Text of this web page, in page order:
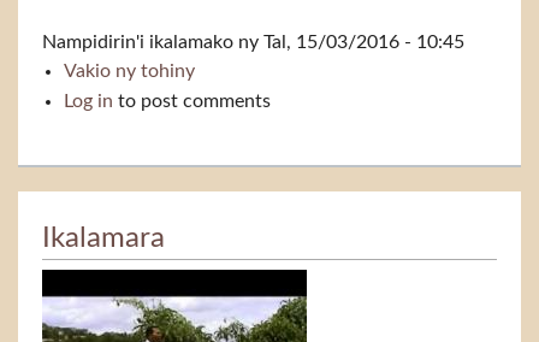
Nampidirin'i ikalamako ny Tal, 15/03/2016 - 10:45
Vakio ny tohinyKristianina
Log in to post comments
Ikalamara